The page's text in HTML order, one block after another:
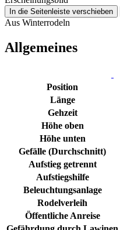
In die Seitenleiste verschieben
Aus Winterrodeln
Allgemeines
Position
Länge
Gehzeit
Höhe oben
Höhe unten
Gefälle (Durchschnitt)
Aufstieg getrennt
Aufstiegshilfe
Beleuchtungsanlage
Rodelverleih
Öffentliche Anreise